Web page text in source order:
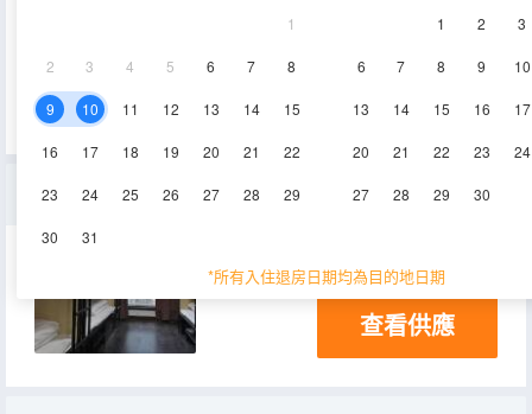
1
2 3 4 5 6 7 8
9 10 11 12 13 14 15
16 17 18 19 20 21 22
23 24 25 26 27 28 29
30 31
1
2 3
6 7 8 9 10
13 14 15 16 17
20 21 22 23 24
27 28 29 30
*所有入住退房日期均為目的地日期
30-40㎡ 空調
女生精選八人間
30-40㎡ 17層
查看供應